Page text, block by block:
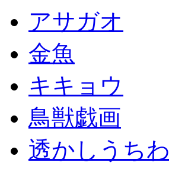
アサガオ
金魚
キキョウ
鳥獣戯画
透かしうちわ